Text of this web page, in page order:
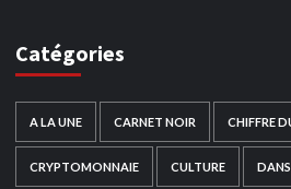
Catégories
A LA UNE CARNET NOIR CHIFFRE
CRYPTOMONNAIE CULTURE